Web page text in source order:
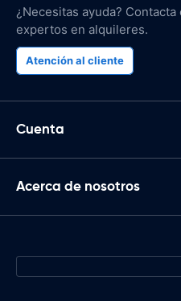
¿Necesitas ayuda?
expertos en alquileres.
Atención al cliente
Cuenta
Acerca de nosotros